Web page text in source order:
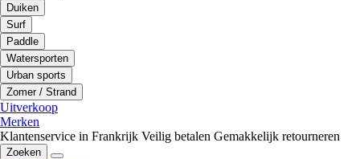
Duiken
Surf
Paddle
Watersporten
Urban sports
Zomer / Strand
Uitverkoop
Merken
Klantenservice in Frankrijk Veilig betalen Gemakkelijk retourneren
Zoeken